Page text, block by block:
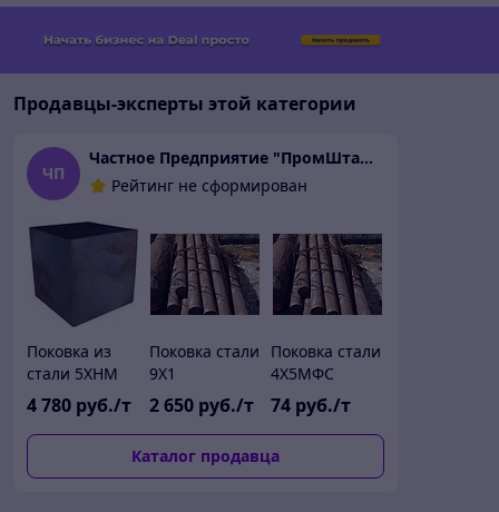
Продавцы-эксперты этой категории
ЧП
Частное Предприятие "ПромШтамп"
Рейтинг не сформирован
Поковка из
стали 5ХНМ
4 780 руб./т
Поковка стали
9Х1
2 650 руб./т
Поковка стали
4Х5МФС
74 руб./т
Каталог продавца